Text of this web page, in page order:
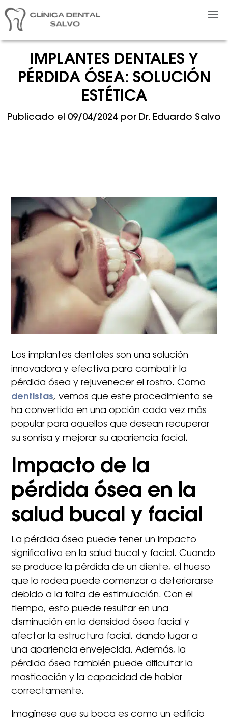
IMPLANTES DENTALES Y
PÉRDIDA ÓSEA: SOLUCIÓN
ESTÉTICA
Publicado el 09/04/2024por Dr. Eduardo Salvo
Los implantes dentales son una solución
innovadora y efectiva para combatir la
pérdida ósea y rejuvenecer el rostro. Como
dentistas, vemos que este procedimiento se
ha convertido en una opción cada vez más
popular para aquellos que desean recuperar
su sonrisa y mejorar su apariencia facial.
Impacto de la
pérdida ósea en la
salud bucal y facial
La pérdida ósea puede tener un impacto
significativo en la salud bucal y facial. Cuando
se produce la pérdida de un diente, el hueso
que lo rodea puede comenzar a deteriorarse
debido a la falta de estimulación. Con el
tiempo, esto puede resultar en una
disminución en la densidad ósea facial y
afectar la estructura facial, dando lugar a
una apariencia envejecida. Además, la
pérdida ósea también puede dificultar la
masticación y la capacidad de hablar
correctamente.
Imagínese que su boca es como un edificio